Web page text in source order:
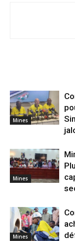
Mines
Mines
Mines